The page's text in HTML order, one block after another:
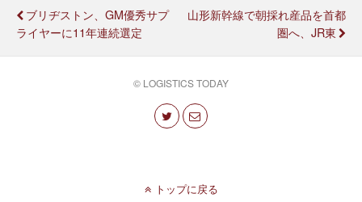
ブリヂストン、GM優秀サプ
ライヤーに11年連続選定
山形新幹線で朝採れ産品を首都
圏へ、JR東
© LOGISTICS TODAY
トップに戻る